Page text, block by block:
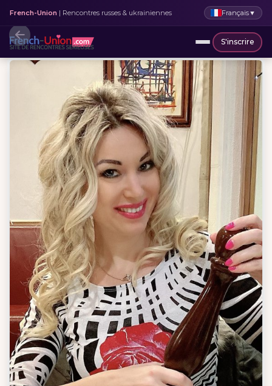
French-Union | Rencontres russes & ukrainiennes Français▼
S'inscrire